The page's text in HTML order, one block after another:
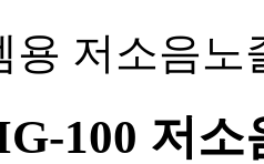
저소음노
100 저